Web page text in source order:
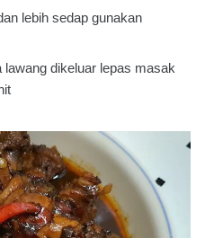
lebih sedap gunakan
dikeluar lepas masak